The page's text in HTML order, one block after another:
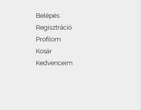
Belépés
Regisztráció
Profilom
Kosár
Kedvenceim